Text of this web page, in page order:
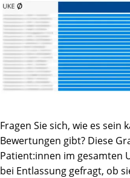
Fragen Sie sich, wie es sein
Bewertungen gibt? Diese
Patient:innen im gesamten
bei Entlassung gefragt, ob